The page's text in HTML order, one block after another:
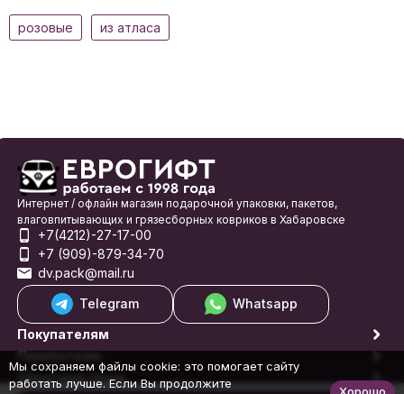
розовые из атласа
Интернет / офлайн магазин подарочной упаковки, пакетов,
влаговпитывающих и грязесборных ковриков в Хабаровске
+7(4212)-27-17-00
+7 (909)-879-34-70
dv.pack@mail.ru
Telegram
Whatsapp
Покупателям
Покупателю
Обратная связь
Мы сохраняем файлы cookie: это помогает сайту
работать лучше. Если Вы продолжите